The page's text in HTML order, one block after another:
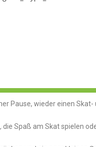
Pause, wieder einen
die Spaß am Skat spielen